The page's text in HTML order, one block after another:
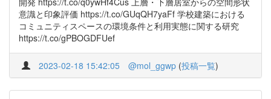
意識と印象評価 https://t.co/GUqQH7yaFf 学校建築における
コミュニティスペースの環境条件と利用実態に関する研究
https://t.co/gPBOGDFUef
2023-02-18 15:42:05 @mol_ggwp (投稿一覧)